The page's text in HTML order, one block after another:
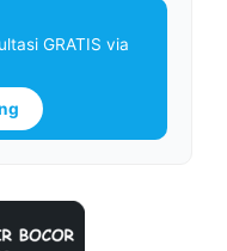
GRATIS via